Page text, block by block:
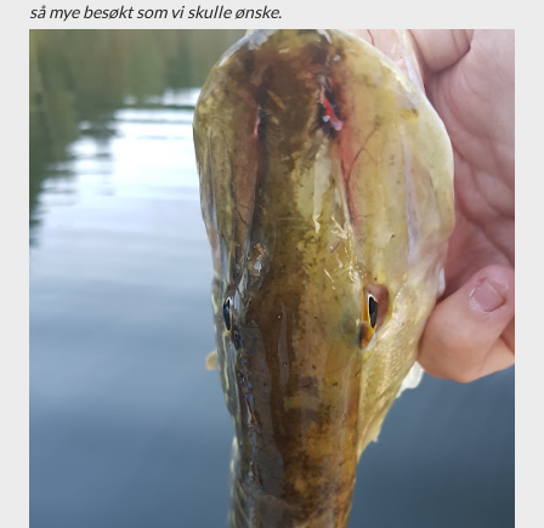
så mye besøkt som vi skulle ønske.